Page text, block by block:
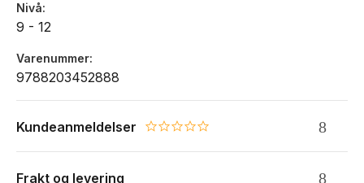
Nivå
9 - 12
Varenummer
9788203452888
Kundeanmeldelser 0.0 star rating
Frakt og levering